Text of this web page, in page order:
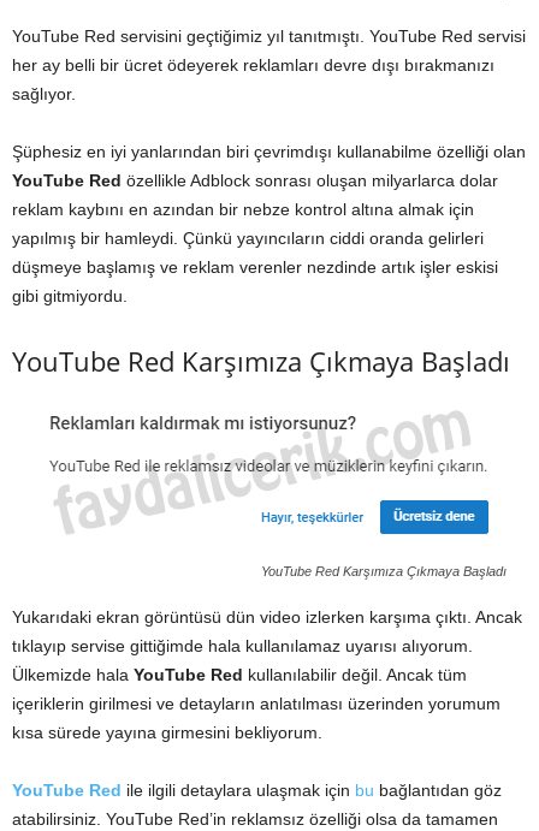
YouTube Red servisini geçtiğimiz yıl tanıtmıştı. YouTube Red servisi
her ay belli bir ücret ödeyerek reklamları devre dışı bırakmanızı
sağlıyor.
Şüphesiz en iyi yanlarından biri çevrimdışı kullanabilme özelliği olan
YouTube Red özellikle Adblock sonrası oluşan milyarlarca dolar
reklam kaybını en azından bir nebze kontrol altına almak için
yapılmış bir hamleydi. Çünkü yayıncıların ciddi oranda gelirleri
düşmeye başlamış ve reklam verenler nezdinde artık işler eskisi
gibi gitmiyordu.
YouTube Red Karşımıza Çıkmaya Başladı
YouTube Red Karşımıza Çıkmaya Başladı
Yukarıdaki ekran görüntüsü dün video izlerken karşıma çıktı. Ancak
tıklayıp servise gittiğimde hala kullanılamaz uyarısı alıyorum.
Ülkemizde hala YouTube Red kullanılabilir değil. Ancak tüm
içeriklerin girilmesi ve detayların anlatılması üzerinden yorumum
kısa sürede yayına girmesini bekliyorum.
YouTube Red ile ilgili detaylara ulaşmak için bu bağlantıdan göz
atabilirsiniz. YouTube Red’in reklamsız özelliği olsa da tamamen